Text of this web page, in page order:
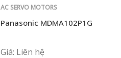
AC SERVO MOTORS
Panasonic MDMA102P1G
Giá: Liên hệ